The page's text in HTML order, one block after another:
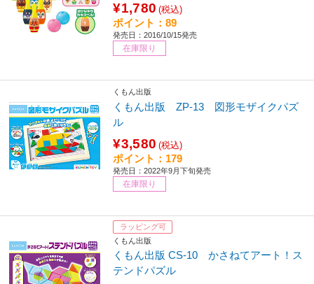
¥1,780 (税込)
ポイント：89
発売日：2016/10/15発売
在庫限り
くもん出版
くもん出版 ZP-13 図形モザイクパズ
ル
¥3,580 (税込)
ポイント：179
発売日：2022年9月下旬発売
在庫限り
ラッピング可
くもん出版
くもん出版 CS-10 かさねてアート！ス
テンドパズル